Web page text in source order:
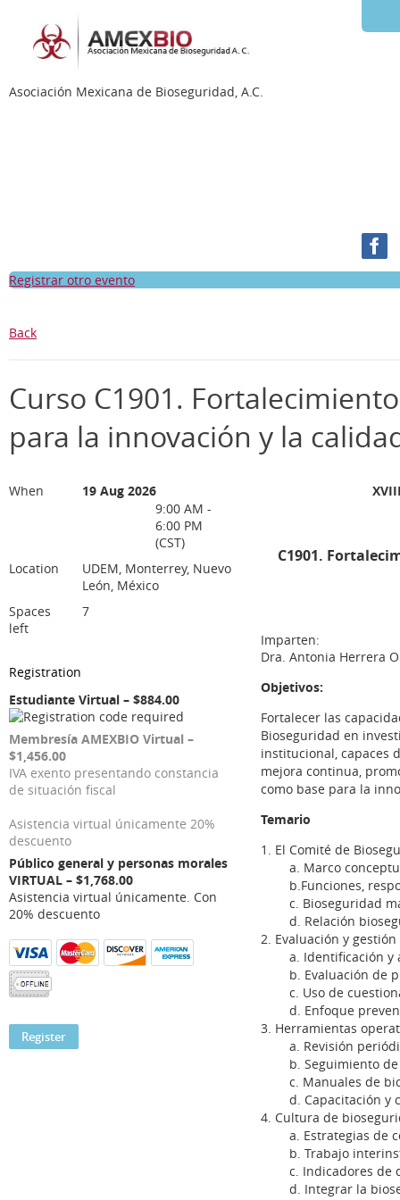
Asociación Mexicana de Bioseguridad, A.C.
Registrar otro evento
Back
Curso C1901.
para la innovación y la
When
19 Aug 2026
9:00 AM -
6:00 PM
(CST)
Location
UDEM, Monterrey, Nuevo
León, México
Spaces
left
7
Registration
Estudiante Virtual – $884.00
Membresía AMEXBIO Virtual –
$1,456.00
IVA exento presentando constancia
de situación fiscal
Asistencia virtual únicamente 20%
descuento
Público general y personas morales
VIRTUAL – $1,768.00
Asistencia virtual únicamente. Con
20% descuento
C1901.
Imparten:
Dra. Antonia Herrera
Objetivos:
Fortalecer las
Bioseguridad en
institucional, capaces
mejora continua,
como base para la
Temario
1. El Comité de
a. Marco
b.Funciones,
c. Bioseguridad
d. Relación
2. Evaluación y
a. Identificación y
b. Evaluación de
c. Uso de
d. Enfoque
3. Herramientas
a. Revisión
b. Seguimiento de
c. Manuales de
d. Capacitación y
4. Cultura de
a. Estrategias de
b. Trabajo
c. Indicadores de
d. Integrar la